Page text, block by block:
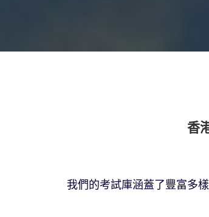
香
我們的考試庫涵蓋了豐富多